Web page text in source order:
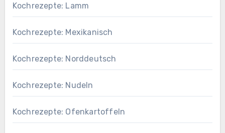
Kochrezepte: Lamm
Kochrezepte: Mexikanisch
Kochrezepte: Norddeutsch
Kochrezepte: Nudeln
Kochrezepte: Ofenkartoffeln